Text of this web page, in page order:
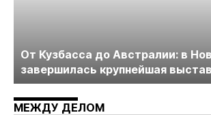
От Кузбасса до Австралии: в
завершилась крупнейшая
технологий «Недра России.
Майнинг»
МЕЖДУ ДЕЛОМ